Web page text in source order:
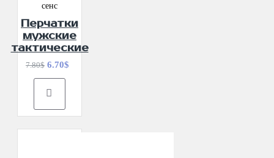
сенс
Перчатки
мужские
тактические
7.80$ 6.70$